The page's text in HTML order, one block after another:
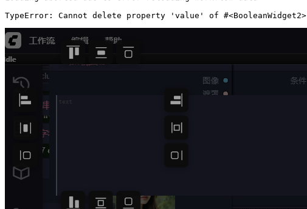
TypeError: Cannot delete property 'value' of #<BooleanWidget2>